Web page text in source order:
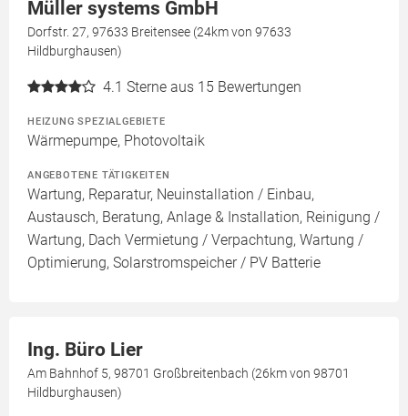
Müller systems GmbH
Dorfstr. 27, 97633 Breitensee (24km von 97633
Hildburghausen)
4.1 Sterne aus 15 Bewertungen
HEIZUNG SPEZIALGEBIETE
Wärmepumpe, Photovoltaik
ANGEBOTENE TÄTIGKEITEN
Wartung, Reparatur, Neuinstallation / Einbau,
Austausch, Beratung, Anlage & Installation, Reinigung /
Wartung, Dach Vermietung / Verpachtung, Wartung /
Optimierung, Solarstromspeicher / PV Batterie
Ing. Büro Lier
Am Bahnhof 5, 98701 Großbreitenbach (26km von 98701
Hildburghausen)